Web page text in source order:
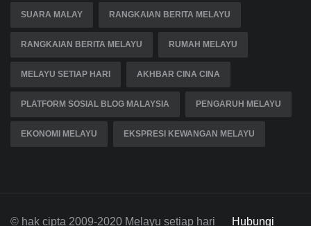
SUARA MALAY RANGKAIAN BERITA MELAYU
RANGKAIAN BERITA MELAYU RUMAH MELAYU
MELAYU SETIAP HARI AKHBAR CINA CINA
PLATFORM SOSIAL BLOG MALAYSIA PENGARUH MELAYU
EKONOMI MELAYU EKSPRESI KEWANGAN MELAYU
© hak cipta 2009-2020 Melayu setiap hari Hubungi